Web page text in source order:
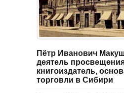
Пётр Иванович
деятель
книгоиздатель,
торговли в Сибири